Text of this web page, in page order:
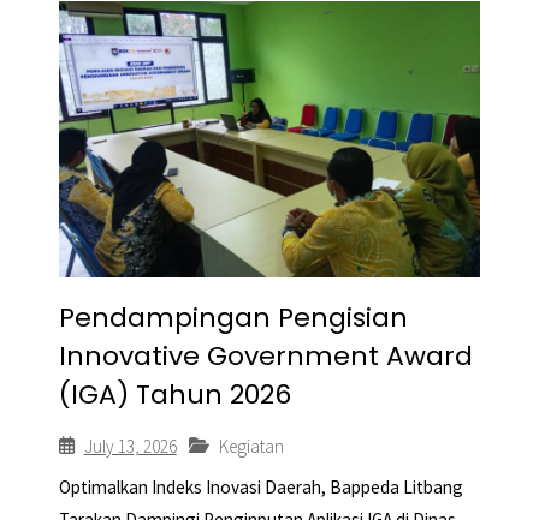
Pendampingan Pengisian
Innovative Government Award
(IGA) Tahun 2026
July 13, 2026
Kegiatan
Optimalkan Indeks Inovasi Daerah, Bappeda Litbang